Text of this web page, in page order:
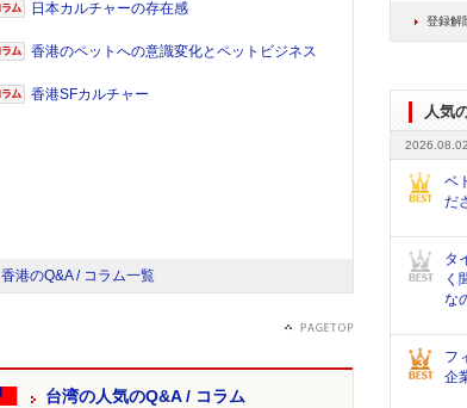
日本カルチャーの存在感
香港のペットへの意識変化とペットビジネス
香港SFカルチャー
香港のQ&A / コラム一覧
台湾の人気のQ&A / コラム
登録解
人気
ベ
だ
タ
く
な
フ
企